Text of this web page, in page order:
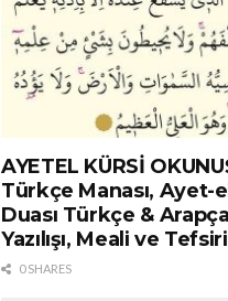
AYETEL KÜRSİ
Türkçe Manası, Ayet-
Duası Türkçe & Arapça
Yazılışı, Meali ve Tefsiri
0 SHARES